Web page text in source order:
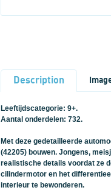
Description
Leeftijdscategorie: 9+.
Aantal onderdelen: 732.
Met deze gedetailleerde
(42205) bouwen. Jongens,
realistische details voordat ze
cilindermotor en het
interieur te bewonderen.